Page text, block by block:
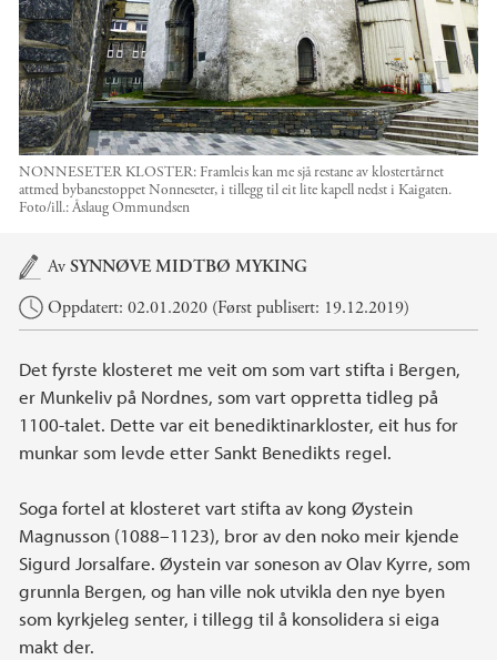
NONNESETER KLOSTER: Framleis kan me sjå restane av klostertårnet
attmed bybanestoppet Nonneseter, i tillegg til eit lite kapell nedst i Kaigaten.
Foto/ill.:Åslaug Ommundsen
Hovedinnhold
AvSYNNØVE MIDTBØ MYKING
Oppdatert: 02.01.2020 (Først publisert: 19.12.2019)
Det fyrste klosteret me veit om som vart stifta i Bergen,
er Munkeliv på Nordnes, som vart oppretta tidleg på
1100-talet. Dette var eit benediktinarkloster, eit hus for
munkar som levde etter Sankt Benedikts regel.
Soga fortel at klosteret vart stifta av kong Øystein
Magnusson (1088–1123), bror av den noko meir kjende
Sigurd Jorsalfare. Øystein var soneson av Olav Kyrre, som
grunnla Bergen, og han ville nok utvikla den nye byen
som kyrkjeleg senter, i tillegg til å konsolidera si eiga
makt der.